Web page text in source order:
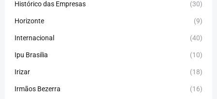
Histórico das Empresas (30)
Horizonte (9)
Internacional (40)
Ipu Brasilia (10)
Irizar (18)
Irmãos Bezerra (16)